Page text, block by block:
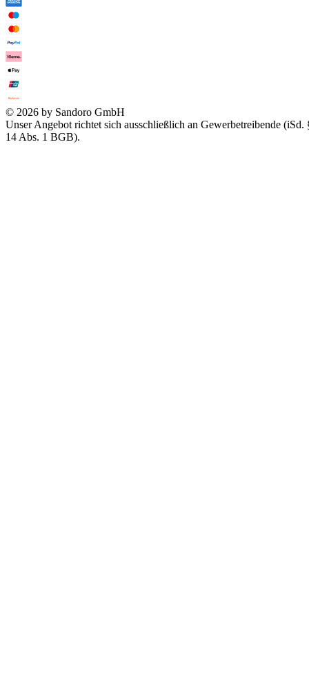
© 2026 by Sandoro GmbH
Unser Angebot richtet sich ausschließlich an Gewerbetreibende (iSd.
14 Abs. 1 BGB).